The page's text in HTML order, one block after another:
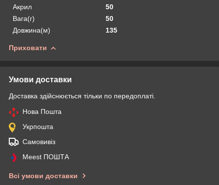
Акрил
50
Вага(г)
50
Довжина(м)
135
Приховати
Умови доставки
Доставка здійснюється тільки по передоплаті.
Нова Пошта
Укрпошта
Самовивіз
Meest ПОШТА
Всі умови доставки